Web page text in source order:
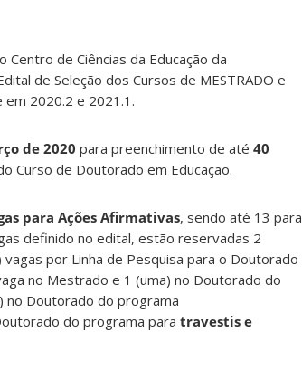
Centro de Ciências da Educação da
de Seleção dos Cursos de MESTRADO e
em 2020.2 e 2021.1.
de 2020 para preenchimento de até 40
Curso de Doutorado em Educação.
para Ações Afirmativas, sendo até 13 para
definido no edital, estão reservadas 2
por Linha de Pesquisa para o Doutorado
no Mestrado e 1 (uma) no Doutorado do
no Doutorado do programa
do programa para travestis e